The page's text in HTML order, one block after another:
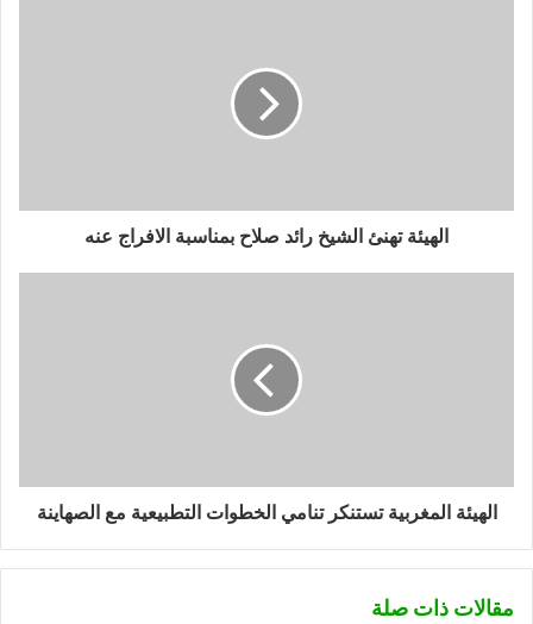
الهيئة تهنئ الشيخ رائد صلاح بمناسبة الافراج عنه
الهيئة المغربية تستنكر تنامي الخطوات التطبيعية مع الصهاينة
مقالات ذات صلة